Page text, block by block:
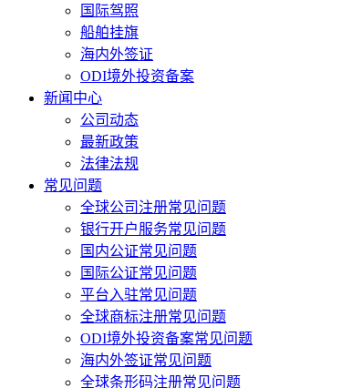
国际驾照
船舶挂旗
海内外签证
ODI境外投资备案
新闻中心
公司动态
最新政策
法律法规
常见问题
全球公司注册常见问题
银行开户服务常见问题
国内公证常见问题
国际公证常见问题
平台入驻常见问题
全球商标注册常见问题
ODI境外投资备案常见问题
海内外签证常见问题
全球条形码注册常见问题